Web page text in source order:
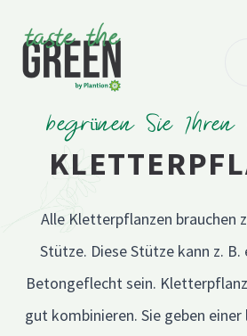
begrünen Sie
Alle Kletterpflanzen brauchen
Stütze. Diese Stütze kann z. B.
Betongeflecht sein.
gut kombinieren. Sie geben